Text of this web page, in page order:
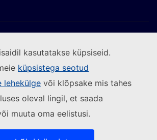
kasutatakse küpsiseid.
küpsistega seotud
lehekülge või klõpsake mis tahes
oleval lingil, et saada
muuta oma eelistusi.
Komisjoni
(Välislink)
(Välislink)
(Välislink)